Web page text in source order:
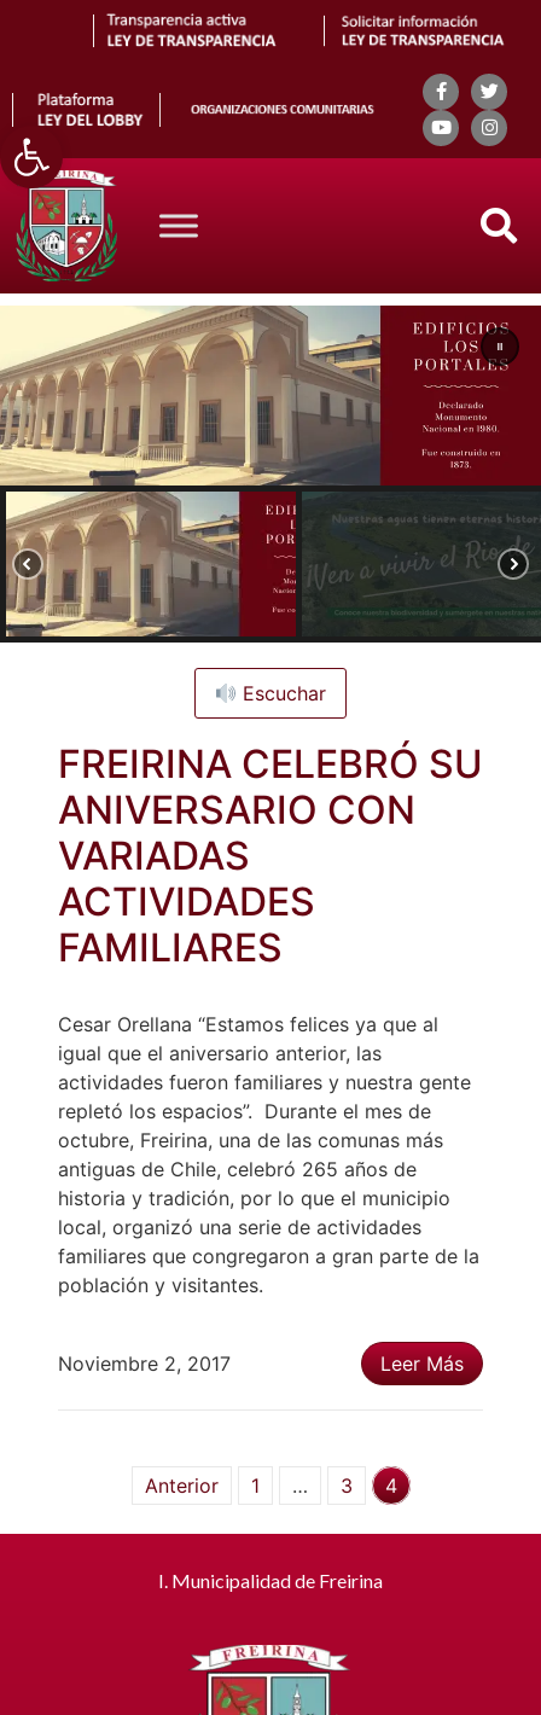
Abrir barra de herramientas
Search
Escuchar
FREIRINA CELEBRÓ SU
ANIVERSARIO CON
VARIADAS
ACTIVIDADES
FAMILIARES
Cesar Orellana “Estamos felices ya que al
igual que el aniversario anterior, las
actividades fueron familiares y nuestra gente
repletó los espacios”. Durante el mes de
octubre, Freirina, una de las comunas más
antiguas de Chile, celebró 265 años de
historia y tradición, por lo que el municipio
local, organizó una serie de actividades
familiares que congregaron a gran parte de la
población y visitantes.
Noviembre 2, 2017 Leer Más
Anterior 1 … 3 4
I. Municipalidad de Freirina